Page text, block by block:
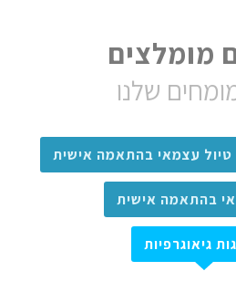
מומלצים
שלנו
טיול עצמאי בהתאמה אישית
בהתאמה אישית
גיאוגרפיות